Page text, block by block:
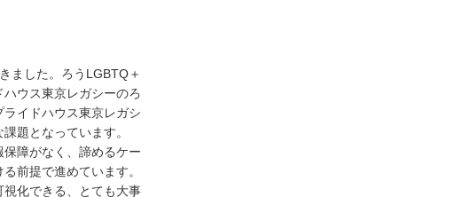
ました。ろうLGBTQ＋
ウス東京レガシーのろ
イドハウス東京レガシ
題となっています。
障がなく、諦めるケー
前提で進めています。
化できる、とても大事